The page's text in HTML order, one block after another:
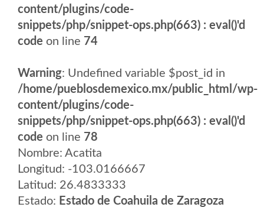
content/plugins/code-
snippets/php/snippet-ops.php(663) : eval()'d
code on line 74
Warning: Undefined variable $post_id in
/home/pueblosdemexico.mx/public_html/wp-
content/plugins/code-
snippets/php/snippet-ops.php(663) : eval()'d
code on line 78
Nombre: Acatita
Longitud: -103.0166667
Latitud: 26.4833333
Estado: Estado de Coahuila de Zaragoza